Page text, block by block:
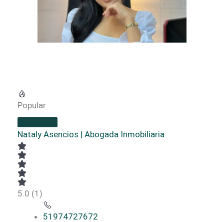
Popular
Nataly Asencios | Abogada Inmobiliaria
5.0 (1)
51974727672